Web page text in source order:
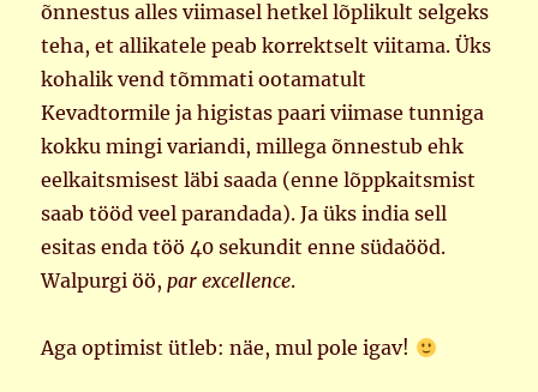
õnnestus alles viimasel hetkel lõplikult selgeks
teha, et allikatele peab korrektselt viitama. Üks
kohalik vend tõmmati ootamatult
Kevadtormile ja higistas paari viimase tunniga
kokku mingi variandi, millega õnnestub ehk
eelkaitsmisest läbi saada (enne lõppkaitsmist
saab tööd veel parandada). Ja üks india sell
esitas enda töö 40 sekundit enne südaööd.
Walpurgi öö,par excellence.
Aga optimist ütleb: näe, mul pole igav!